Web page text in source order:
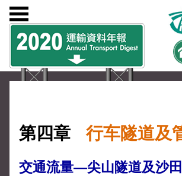
第四章 行车隧道及
交通流量—尖山隧道及沙